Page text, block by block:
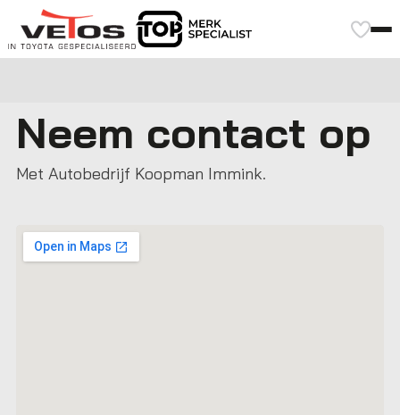
Neem contact op
Met Autobedrijf Koopman Immink.